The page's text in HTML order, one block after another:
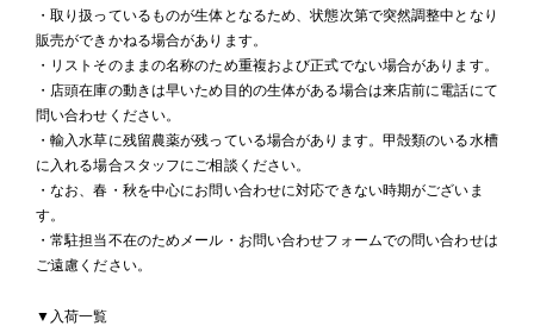
・取り扱っているものが生体となるため、状態次第で突然調整中となり
販売ができかねる場合があります。
・リストそのままの名称のため重複および正式でない場合があります。
・店頭在庫の動きは早いため目的の生体がある場合は来店前に電話にて
問い合わせください。
・輸入水草に残留農薬が残っている場合があります。甲殻類のいる水槽
に入れる場合スタッフにご相談ください。
・なお、春・秋を中心にお問い合わせに対応できない時期がございま
す。
・常駐担当不在のためメール・お問い合わせフォームでの問い合わせは
ご遠慮ください。
▼入荷一覧